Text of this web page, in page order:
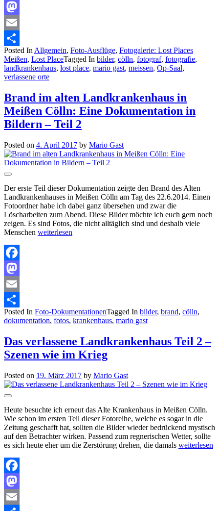
Facebook
Mastodon
Email
Teilen
Posted InAllgemein, Foto-Ausflüge, Fotogalerie: Lost Places
Meißen, Lost PlaceTagged In bilder, cölln, fotograf, fotografie,
landkrankenhaus, lost place, mario gast, meissen, Op-Saal,
verlassene orte
Brand im alten Landkrankenhaus in
Meißen Cölln: Eine Dokumentation in
Bildern – Teil 2
Posted on 4. April 2017 by Mario Gast
Der erste Teil dieser Dokumentation zeigte den Brand des Alten
Landkrankenhauses in Meißen Cölln am Tag des 22.6.2014. Einen
Fotoordner habe ich dabei ganz übersehen und zwar die
Löscharbeiten zum Abend. Diese Bilder möchte ich euch gern noch
zeigen. Es sind Fotos, die nicht alltäglich sind und deshalb viele
Menschen weiterlesen
Facebook
Mastodon
Email
Teilen
Posted In Foto-DokumentationenTagged In bilder, brand, cölln,
dokumentation, fotos, krankenhaus, mario gast
Das verlassene Landkrankenhaus Teil 2 –
Szenen wie im Krieg
Posted on 19. März 2017 by Mario Gast
Heute besuchte ich erneut das Alte Krankenhaus in Meißen Cölln.
Wie schon im ersten Teil dieser Fotoreihe, welche es sogar in die
Zeitung geschafft hat, sollten die Bilder wieder bedrückend mystisch
auf den Betrachter wirken. Passend zum regnerischen Wetter, sollte
es sich heute eher um die Zerstörung drehen, die damals weiterlesen
Facebook
Mastodon